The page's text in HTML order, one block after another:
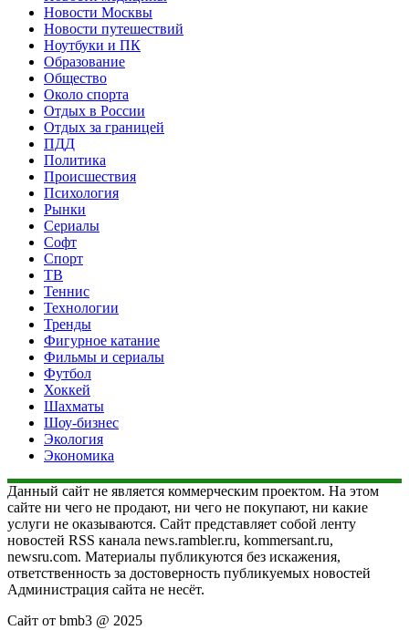
Новости Москвы
Новости путешествий
Ноутбуки и ПК
Образование
Общество
Около спорта
Отдых в России
Отдых за границей
ПДД
Политика
Происшествия
Психология
Рынки
Сериалы
Софт
Спорт
ТВ
Теннис
Технологии
Тренды
Фигурное катание
Фильмы и сериалы
Футбол
Хоккей
Шахматы
Шоу-бизнес
Экология
Экономика
Данный сайт не является коммерческим проектом. На этом
сайте ни чего не продают, ни чего не покупают, ни какие
услуги не оказываются. Сайт представляет собой ленту
новостей RSS канала news.rambler.ru, kommersant.ru,
newsru.com. Материалы публикуются без искажения,
ответственность за достоверность публикуемых новостей
Администрация сайта не несёт.
Сайт от bmb3 @ 2025